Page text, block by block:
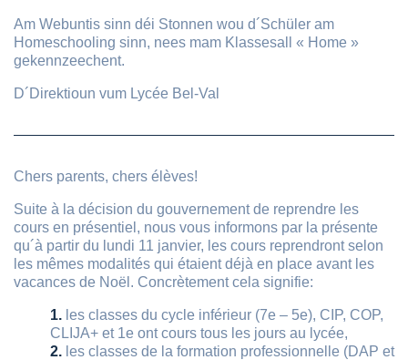
Am Webuntis sinn déi Stonnen wou d´Schüler am
Homeschooling sinn, nees mam Klassesall « Home »
gekennzeechent.
D´Direktioun vum Lycée Bel-Val
Chers parents, chers élèves!
Suite à la décision du gouvernement de reprendre les
cours en présentiel, nous vous informons par la présente
qu´à partir du lundi 11 janvier, les cours reprendront selon
les mêmes modalités qui étaient déjà en place avant les
vacances de Noël. Concrètement cela signifie:
les classes du cycle inférieur (7e – 5e), CIP, COP,
CLIJA+ et 1e ont cours tous les jours au lycée,
les classes de la formation professionnelle (DAP et